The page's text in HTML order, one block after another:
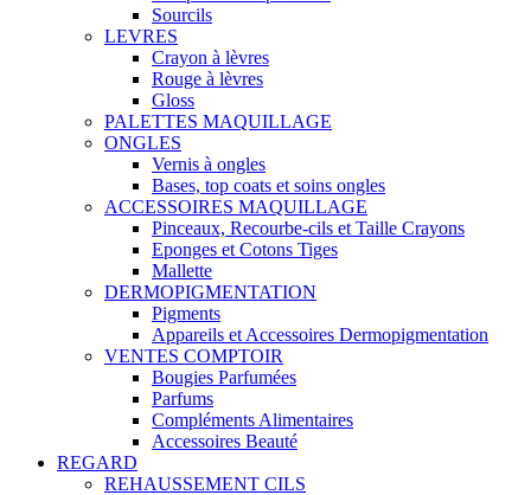
Sourcils
LEVRES
Crayon à lèvres
Rouge à lèvres
Gloss
PALETTES MAQUILLAGE
ONGLES
Vernis à ongles
Bases, top coats et soins ongles
ACCESSOIRES MAQUILLAGE
Pinceaux, Recourbe-cils et Taille Crayons
Eponges et Cotons Tiges
Mallette
DERMOPIGMENTATION
Pigments
Appareils et Accessoires Dermopigmentation
VENTES COMPTOIR
Bougies Parfumées
Parfums
Compléments Alimentaires
Accessoires Beauté
REGARD
REHAUSSEMENT CILS